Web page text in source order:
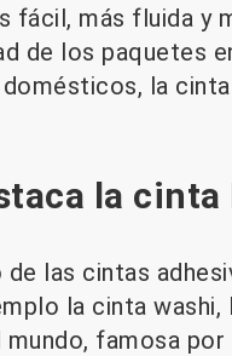
fácil, más fluida y
de los paquetes
la
la
las cintas
la cinta
famosa